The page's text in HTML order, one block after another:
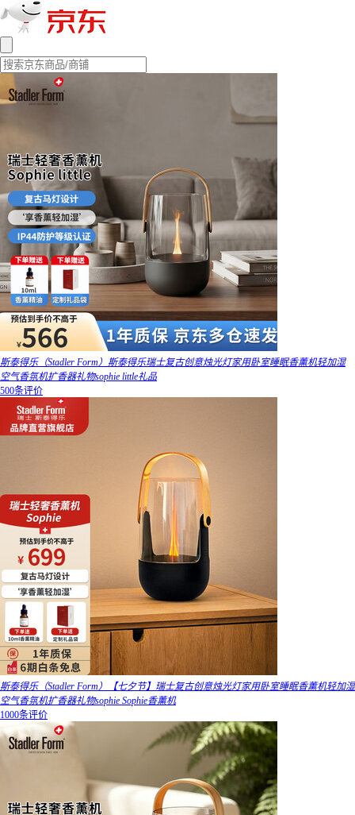
斯泰得乐（Stadler Form）斯泰得乐瑞士复古创意烛光灯家用卧室睡眠香薰机轻加湿
空气香氛机扩香器礼物sophie little礼品
500条评价
斯泰得乐（Stadler Form）【七夕节】瑞士复古创意烛光灯家用卧室睡眠香薰机轻加湿
空气香氛机扩香器礼物sophie Sophie香薰机
1000条评价